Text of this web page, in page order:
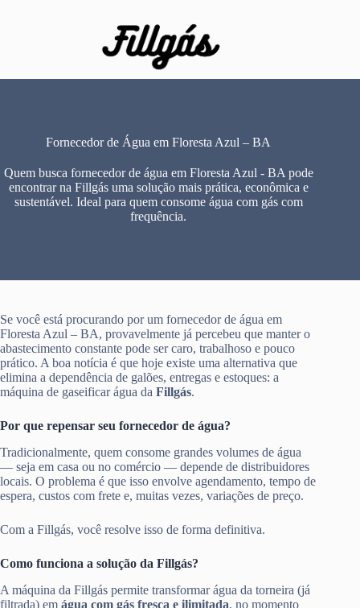
Fornecedor de Água em Floresta Azul – BA
Quem busca fornecedor de água em Floresta Azul - BA pode
encontrar na Fillgás uma solução mais prática, econômica e
sustentável. Ideal para quem consome água com gás com
frequência.
Se você está procurando por um fornecedor de água em
Floresta Azul – BA, provavelmente já percebeu que manter o
abastecimento constante pode ser caro, trabalhoso e pouco
prático. A boa notícia é que hoje existe uma alternativa que
elimina a dependência de galões, entregas e estoques: a
máquina de gaseificar água da Fillgás.
Por que repensar seu fornecedor de água?
Tradicionalmente, quem consome grandes volumes de água
— seja em casa ou no comércio — depende de distribuidores
locais. O problema é que isso envolve agendamento, tempo de
espera, custos com frete e, muitas vezes, variações de preço.
Com a Fillgás, você resolve isso de forma definitiva.
Como funciona a solução da Fillgás?
A máquina da Fillgás permite transformar água da torneira (já
filtrada) em água com gás fresca e ilimitada, no momento